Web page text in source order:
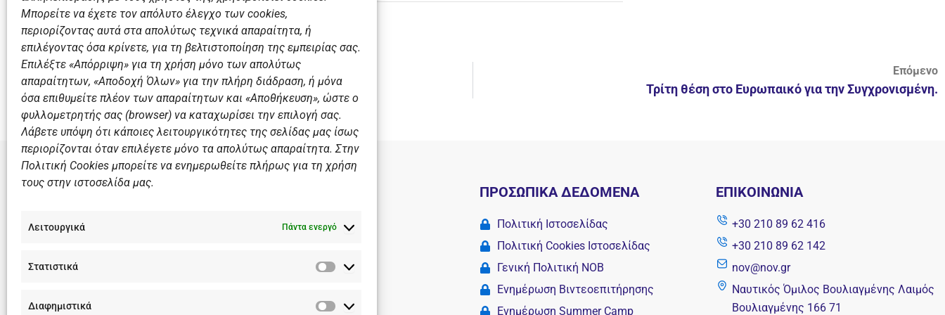
Μπορείτε να έχετε τον απόλυτο έλεγχο των cookies,
περιορίζοντας αυτά στα απολύτως τεχνικά απαραίτητα, ή
επιλέγοντας όσα κρίνετε, για τη βελτιστοποίηση της εμπειρίας σας.
Επιλέξτε «Απόρριψη» για τη χρήση μόνο των απολύτως
απαραίτητων, «Αποδοχή Όλων» για την πλήρη διάδραση, ή μόνα
όσα επιθυμείτε πλέον των απαραίτητων και «Αποθήκευση», ώστε ο
φυλλομετρητής σας (browser) να καταχωρίσει την επιλογή σας.
Λάβετε υπόψη ότι κάποιες λειτουργικότητες της σελίδας μας ίσως
περιορίζονται όταν επιλέγετε μόνο τα απολύτως απαραίτητα. Στην
Πολιτική Cookies μπορείτε να ενημερωθείτε πλήρως για τη χρήση
τους στην ιστοσελίδα μας.
Λειτουργικά Πάντα ενεργό
Στατιστικά
Στατιστικά
Διαφημιστικά
Διαφημιστικά
Προηγούμενο
Πρωτάθλημα για τις Μ. Κορασίδες της Βουλιαγμένης.
Επόμενο
Τρίτη θέση στο Ευρωπαικό για την Συγχρονισμένη.
Αθλητικές σχολές
ΠΡΟΣΩΠΙΚΑ ΔΕΔΟΜΕΝΑ
Πολιτική Ιστοσελίδας
Πολιτική Cookies Iστοσελίδας
Γενική Πολιτική ΝΟΒ
Ενημέρωση Βιντεοεπιτήρησης
Ενημέρωση Summer Camp
ΕΠΙΚΟΙΝΩΝΊΑ
+30 210 89 62 416
+30 210 89 62 142
nov@nov.gr
Ναυτικός Όμιλος Βουλιαγμένης Λαιμός
Βουλιαγμένης 166 71